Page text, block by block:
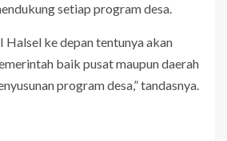
setiap program desa.
Halsel ke depan tentunya akan
baik pusat maupun daerah
program desa,” tandasnya.